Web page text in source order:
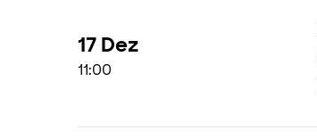
17 Dez
11:00